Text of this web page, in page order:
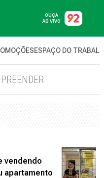
OUÇA
AO VIVO
ESPAÇO DO
vendendo
apartamento